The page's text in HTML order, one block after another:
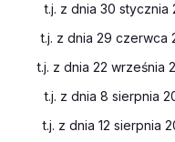
t.j. z dnia 30 stycznia
t.j. z dnia 29 czerwca
t.j. z dnia 22 września
t.j. z dnia 8 sierpnia
t.j. z dnia 12 sierpnia